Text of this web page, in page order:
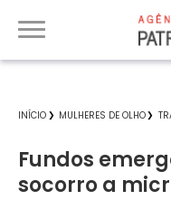
INÍCIO MULHERES DE OLHO
Fundos
socorro a